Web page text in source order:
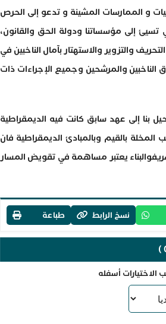
و الممارسات المشينة و تدعو إلى الحرص
إلى مؤسساتنا ودولة الحق والقانون،
والتزوير والاستهتار بآمال الناخبين في
والمرشحين وجميع الإجراءات ذات
إلى عهد سابق كانت فيه الديمقراطية
المخلة بالقيم وبالمبادئ الديمقراطية فان
يعتبر مساهمة في تقويض المسار
نسخ الرابط طباعة
أسفله